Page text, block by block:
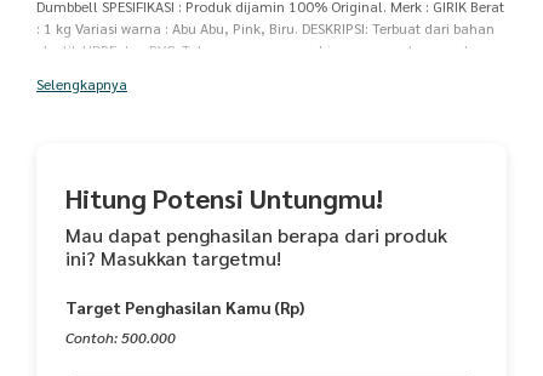
Dumbbell SPESIFIKASI : Produk dijamin 100% Original. Merk : GIRIK Berat
: 1 kg Variasi warna : Abu Abu, Pink, Biru. DESKRIPSI: Terbuat dari bahan
plastik HDPE dan PVC. Tahan guncangan sehingga sangat aman dan
Informasi berat dumbbell di embossed dalam Kg dan Lbs. Kuat, awet,
Selengkapnya
Hitung Potensi Untungmu!
Mau dapat penghasilan berapa dari produk
ini? Masukkan targetmu!
Target Penghasilan Kamu (Rp)
Contoh: 500.000